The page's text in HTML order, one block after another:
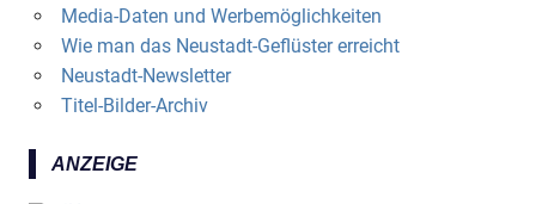
Media-Daten und Werbemöglichkeiten
Wie man das Neustadt-Geflüster erreicht
Neustadt-Newsletter
Titel-Bilder-Archiv
ANZEIGE